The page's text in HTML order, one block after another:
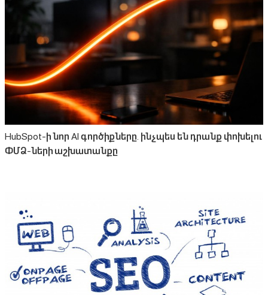
HubSpot-ի նոր AI գործիքները․ ինչպես են դրանք փոխելու
ՓՄՁ-ների աշխատանքը